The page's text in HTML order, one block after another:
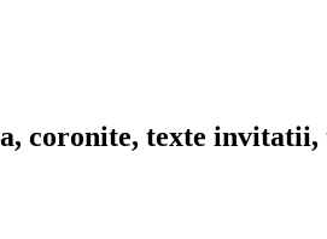
coronite, texte